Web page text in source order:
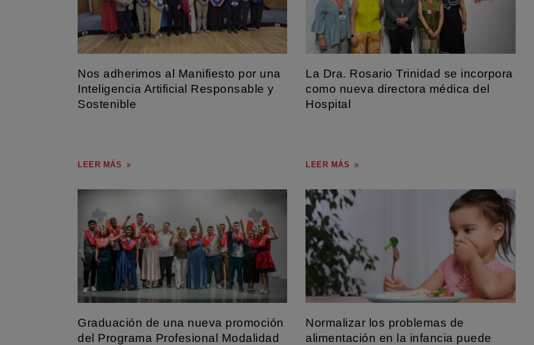
Nos adherimos al Manifiesto por una
Inteligencia Artificial Responsable y
Sostenible
LEER MÁS
La Dra. Rosario Trinidad se incorpora
como nueva directora médica del
Hospital
LEER MÁS
Graduación de una nueva promoción
del Programa Profesional Modalidad
Normalizar los problemas de
alimentación en la infancia puede